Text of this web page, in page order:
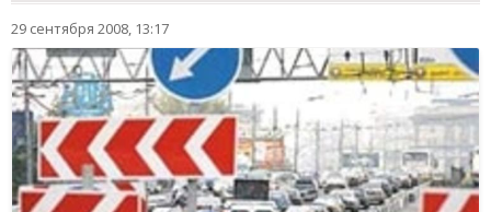
29 сентября 2008, 13:17